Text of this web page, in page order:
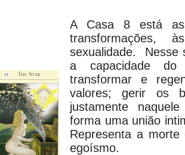
A Casa 8 está
transformações,
sexualidade. Nesse
a capacidade
transformar e
valores; gerir os
justamente
forma uma união
Representa a
egoísmo.